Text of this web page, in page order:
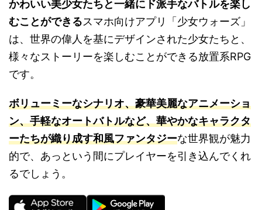
かわいい美少女たちと一緒にド派手なバトルを楽し
むことができるスマホ向けアプリ「少女ウォーズ」
は、世界の偉人を基にデザインされた少女たちと、
様々なストーリーを楽しむことができる放置系RPG
です。
ボリューミーなシナリオ、豪華美麗なアニメーショ
ン、手軽なオートバトルなど、華やかなキャラクタ
ーたちが織り成す和風ファンタジーな世界観が魅力
的で、あっという間にプレイヤーを引き込んでくれ
るでしょう。